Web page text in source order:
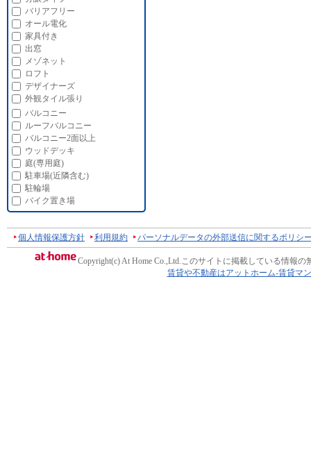
バリアフリー
オール電化
家具付き
出窓
メゾネット
ロフト
デザイナーズ
外観タイル張り
バルコニー
ルーフバルコニー
バルコニー2面以上
ウッドデッキ
庭(専用庭)
駐車場(近隣含む)
駐輪場
バイク置き場
個人情報保護方針 利用規約 パーソナルデータの外部送信に関するポリシ
Copyright(c) At Home Co.,Ltd.このサイトに掲載している情報の
賃貸や不動産はアットホーム-賃貸マ